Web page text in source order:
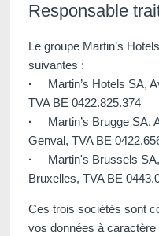
Responsable
Le groupe Martin’s
suivantes :
·
Martin’s Hotels SA,
TVA BE 0422.825.374
·
Martin’s Brugge SA,
Genval, TVA BE
·
Martin's Brussels
Bruxelles, TVA BE
Ces trois sociétés sont
vos données à caractère
Martin's Dream